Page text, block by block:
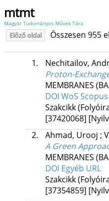
mtmt
Magyar Tudományos Művek Tára
Előző oldal Összesen 955
1. Nechitailov,
Proton-
MEMBRANES
DOI WoS Scopus
Szakcikk
[37420068]
2.
Ahmad, Urooj ;
A Green
MEMBRANES
DOI Egyéb URL
Szakcikk
[37354859]